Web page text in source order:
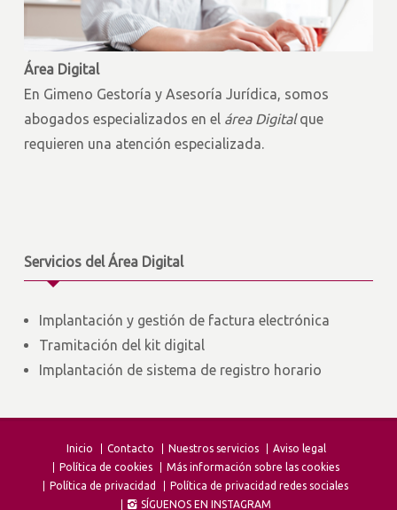
Área Digital
En Gimeno Gestoría y Asesoría Jurídica, somos
abogados especializados en el área Digitalque
requieren una atención especializada.
Servicios del Área Digital
Implantación y gestión de factura electrónica
Tramitación del kit digital
Implantación de sistema de registro horario
Inicio Contacto Nuestros servicios
Aviso legal
Política de cookies
Más información sobre las cookies
Política de privacidad
Política de privacidad redes sociales
SÍGUENOS EN INSTAGRAM